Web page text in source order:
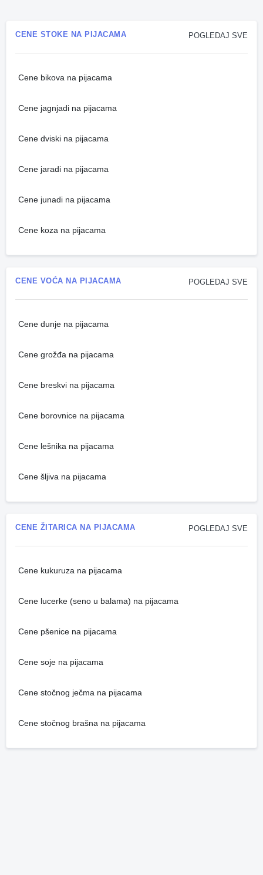
POGLEDAJ SVE
CENE STOKE NA PIJACAMA
Cene bikova na pijacama
Cene jagnjadi na pijacama
Cene dviski na pijacama
Cene jaradi na pijacama
Cene junadi na pijacama
Cene koza na pijacama
POGLEDAJ SVE
CENE VOĆA NA PIJACAMA
Cene dunje na pijacama
Cene grožđa na pijacama
Cene breskvi na pijacama
Cene borovnice na pijacama
Cene lešnika na pijacama
Cene šljiva na pijacama
POGLEDAJ SVE
CENE ŽITARICA NA PIJACAMA
Cene kukuruza na pijacama
Cene lucerke (seno u balama) na pijacama
Cene pšenice na pijacama
Cene soje na pijacama
Cene stočnog ječma na pijacama
Cene stočnog brašna na pijacama